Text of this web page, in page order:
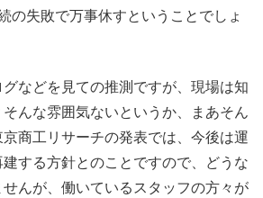
の失敗で万事休すということでしょ
などを見ての推測ですが、現場は知
んな雰囲気ないというか、まあそん
商工リサーチの発表では、今後は運
する方針とのことですので、どうな
んが、働いているスタッフの方々が